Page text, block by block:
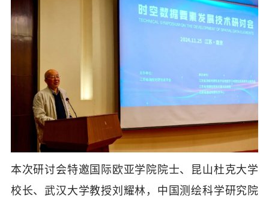
本次研讨会特邀国际欧亚学院院士、昆山杜克大学
校长、武汉大学教授刘耀林，中国测绘科学研究院